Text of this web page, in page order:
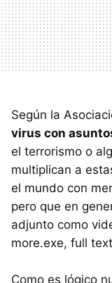
Según la
virus con
el terrorismo o
multiplican a
el mundo con
pero que en
adjunto como
more.exe, full
Como es lógico